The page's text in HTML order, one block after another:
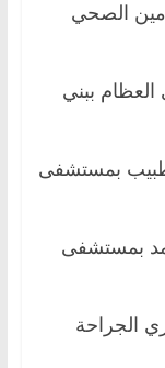
الصحي
ببني
بمستشفى
بمستشفى
الجراحة